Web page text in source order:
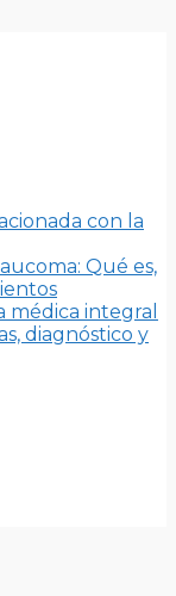
con la
Qué es,
médica integral
diagnóstico y